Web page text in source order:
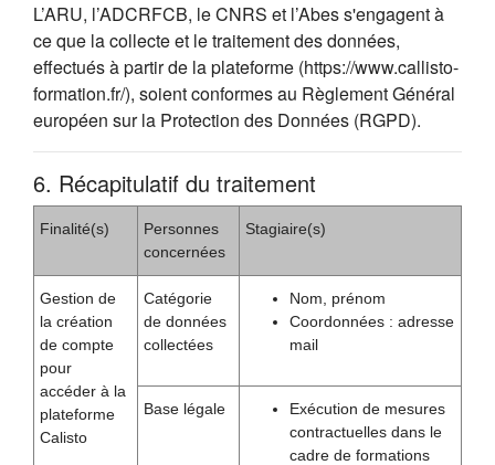
L’ARU, l’ADCRFCB, le CNRS et l’Abes s'engagent à
ce que la collecte et le traitement des données,
effectués à partir de la plateforme (https://www.callisto-
formation.fr/), soient conformes au Règlement Général
européen sur la Protection des Données (RGPD).
6. Récapitulatif du traitement
Finalité(s)
Personnes
concernées
Stagiaire(s)
Gestion de
la création
de compte
pour
accéder à la
plateforme
Calisto
Catégorie
de données
collectées
Nom, prénom
Coordonnées : adresse
mail
Base légale
Exécution de mesures
contractuelles dans le
cadre de formations